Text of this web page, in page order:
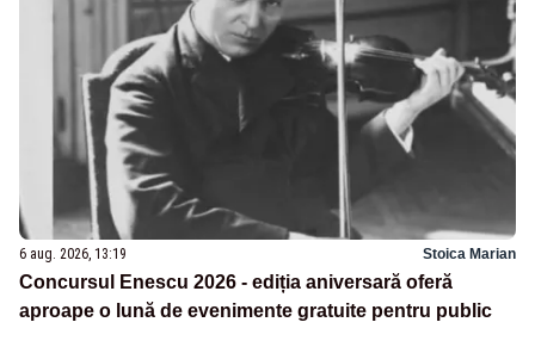
6 aug. 2026, 13:19 Stoica Marian
Concursul Enescu 2026 - ediția aniversară oferă
aproape o lună de evenimente gratuite pentru public